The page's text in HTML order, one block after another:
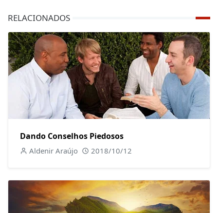
RELACIONADOS
Dando Conselhos Piedosos
Aldenir Araújo 2018/10/12